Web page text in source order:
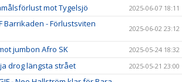
mot Tygelsjö 2025-06-07 18:11
Barrikaden - Förlustsviten
2025-06-02 23:12
jumbon Afro SK 2025-05-24 18:32
drog längsta strået 2025-05-21 23:00